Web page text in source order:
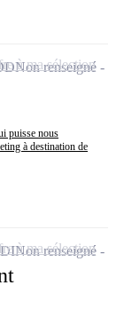
puisse nous
à destination de
Non renseigné
à ma sélection
Non renseigné
à ma sélection